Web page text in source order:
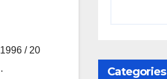
/ 20
Categories